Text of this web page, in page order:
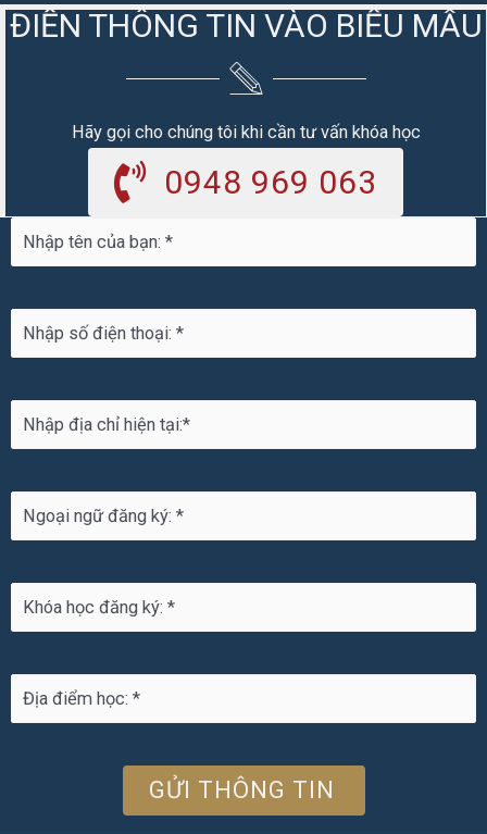
ĐIỀN THÔNG TIN VÀO BIỂU MẪU
Hãy gọi cho chúng tôi khi cần tư vấn khóa học
0948 969 063